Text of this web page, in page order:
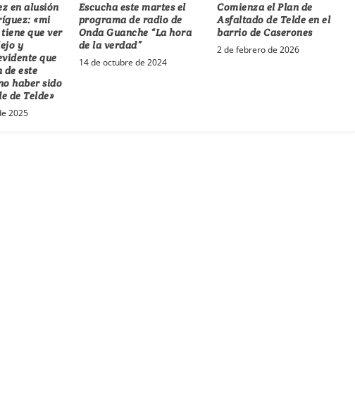
en alusión
«mi
que ver
y
que
de este
haber sido
de Telde»
2025
Escucha este martes el
programa de radio de
Onda Guanche “La hora
de la verdad”
14 de octubre de 2024
Comienza el Plan de
Asfaltado de Telde en el
barrio de Caserones
2 de febrero de 2026